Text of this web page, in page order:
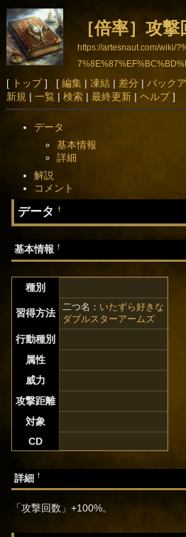
［倍率］攻
https://artesnaut.com/wiki/
[ トップ] [ 編集| 凍結| 差分 | バック
新規 | 一覧 | 検索| 最終更新| ヘルプ]
データ
基本情報
詳細
解説
コメント
データ†
基本情報†
種別
習得方法
二つ名： いたずら好きな
ダブルスターアームズ
行動種別
属性
威力
攻撃距離
対象
CD
詳細†
「攻撃回数」+100%。